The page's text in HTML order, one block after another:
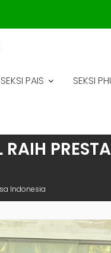
SEKSI PAIS SEKSI
Indonesia